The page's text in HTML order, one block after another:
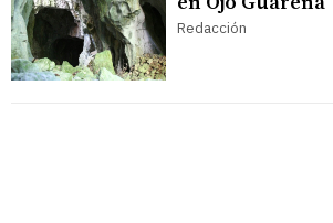
Redacción